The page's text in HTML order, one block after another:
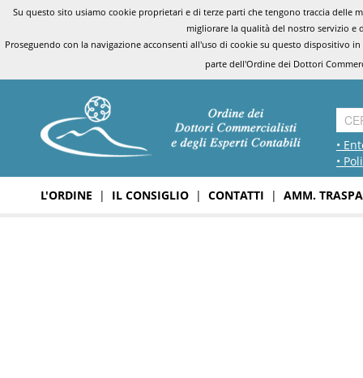
Su questo sito usiamo cookie proprietari e di terze parti che tengono traccia
migliorare la qualità del nostro servizio e
Proseguendo con la navigazione acconsenti all'uso di cookie su questo dispositivo
parte dell'Ordine dei Dottori
•
•
L'ORDINE | IL CONSIGLIO | CONTATTI | AMM.